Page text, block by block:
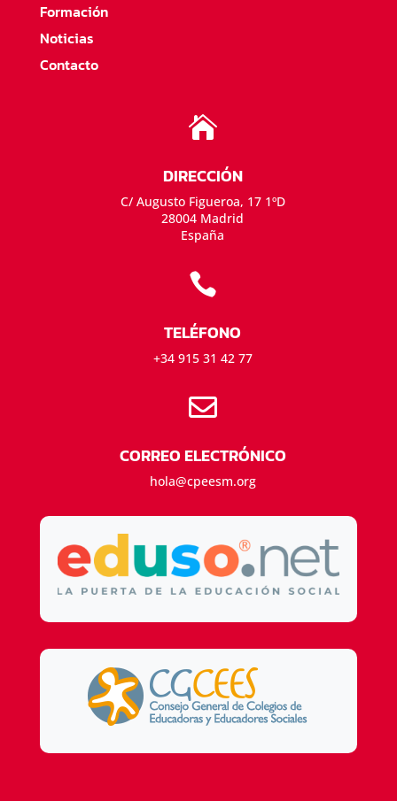
Formación
Noticias
Contacto

DIRECCIÓN
C/ Augusto Figueroa, 17 1ºD
28004 Madrid
España

TELÉFONO
+34 915 31 42 77

CORREO ELECTRÓNICO
hola@cpeesm.org